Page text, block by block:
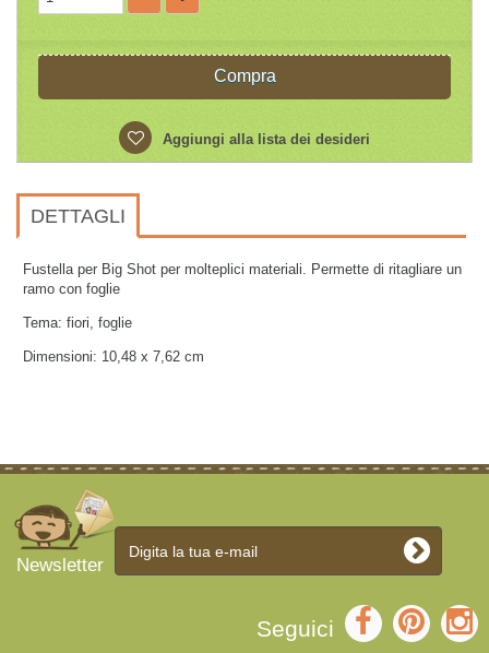
Compra
Aggiungi alla lista dei desideri
DETTAGLI
Fustella per Big Shot per molteplici materiali. Permette di ritagliare un
ramo con foglie
Tema: fiori, foglie
Dimensioni: 10,48 x 7,62 cm
Newsletter
Seguici